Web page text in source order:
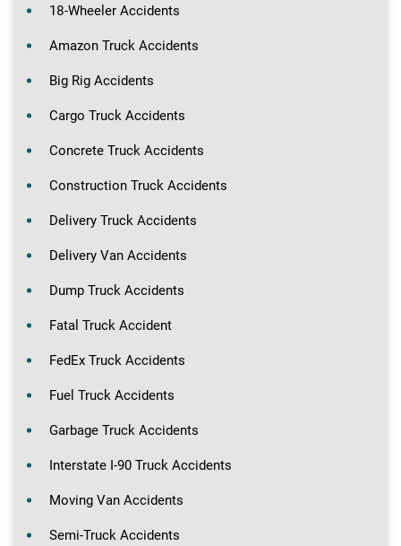
18-Wheeler Accidents
Amazon Truck Accidents
Big Rig Accidents
Cargo Truck Accidents
Concrete Truck Accidents
Construction Truck Accidents
Delivery Truck Accidents
Delivery Van Accidents
Dump Truck Accidents
Fatal Truck Accident
FedEx Truck Accidents
Fuel Truck Accidents
Garbage Truck Accidents
Interstate I-90 Truck Accidents
Moving Van Accidents
Semi-Truck Accidents